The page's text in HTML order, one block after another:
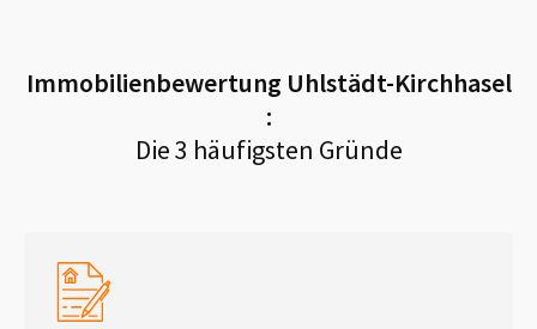
Immobilienbewertung Uhlstädt-Kirchhasel
:
Die 3 häufigsten Gründe